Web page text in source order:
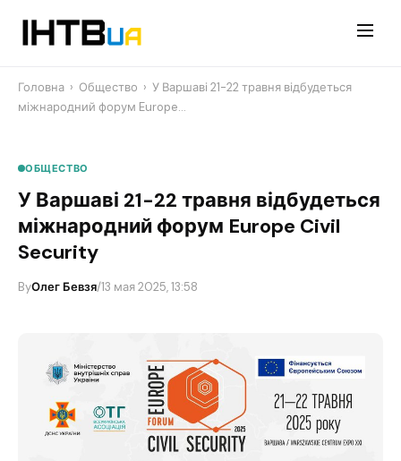
Головна › Общество › У Варшаві 21-22 травня відбудеться
міжнародний форум Europe…
ОБЩЕСТВО
У Варшаві 21-22 травня відбудеться
міжнародний форум Europe Civil
Security
ByОлег Бевзя/13 мая 2025, 13:58